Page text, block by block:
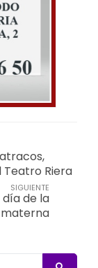
Riera
SIGUIENTE
de la